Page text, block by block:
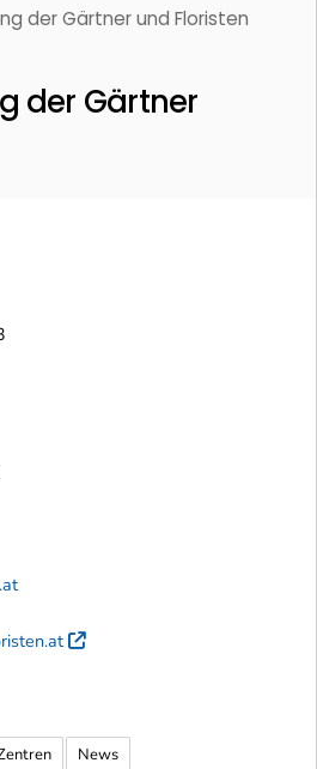
der Gärtner und Floristen
der Gärtner
Externer Link
News